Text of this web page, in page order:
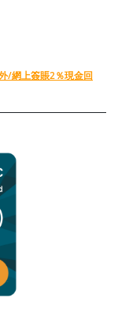
/網上簽賬2％現金回